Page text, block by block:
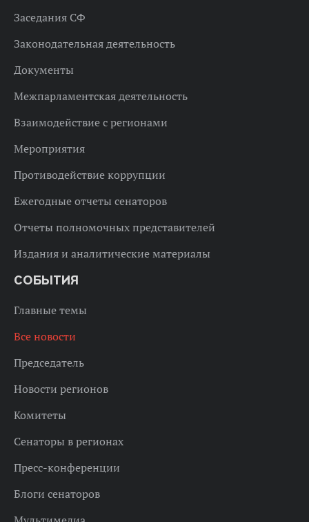
Заседания СФ
Законодательная деятельность
Документы
Межпарламентская деятельность
Взаимодействие с регионами
Мероприятия
Противодействие коррупции
Ежегодные отчеты сенаторов
Отчеты полномочных представителей
Издания и аналитические материалы
СОБЫТИЯ
Главные темы
Все новости
Председатель
Новости регионов
Комитеты
Сенаторы в регионах
Пресс-конференции
Блоги сенаторов